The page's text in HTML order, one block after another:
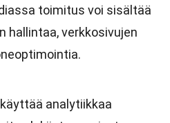
toimitus voi sisältää
hallintaa, verkkosivujen
analytiikkaa